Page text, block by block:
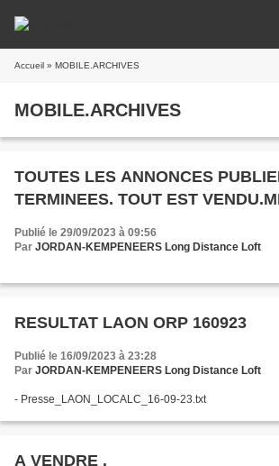
Accueil » MOBILE.ARCHIVES
MOBILE.ARCHIVES
TOUTES LES ANNONCES
TERMINEES. TOUT EST
Publié le 29/09/2023 à 09:56
Par JORDAN-KEMPENEERS Long Distance Loft
RESULTAT LAON ORP 160923
Publié le 16/09/2023 à 23:28
Par JORDAN-KEMPENEERS Long Distance Loft
- Presse_LAON_LOCALC_16-09-23.txt
A VENDRE .